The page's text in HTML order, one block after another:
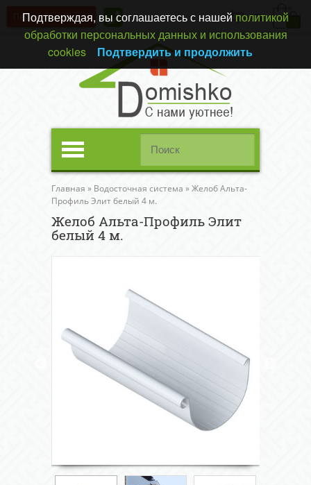
(0)
Перезвонить вам?
Главная » Водосточная система »Желоб Альта-
Профиль Элит белый 4 м.
Желоб Альта-Профиль Элит
белый 4 м.
Подтверждая, вы соглашаетесь с нашей политикой
обработки персональных данных и использования
cookies
Подтвердить и продолжить